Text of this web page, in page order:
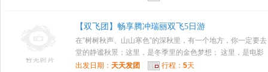
【双飞团】畅享腾冲瑞丽双飞5日游
在”树树秋声、山山寒色”的深秋里，有一个地方，你一定要
堂的静谧秋景；这里，是冬季里的金色梦想； 这里，是电影
出发日期： 天天发团 行程： 5天